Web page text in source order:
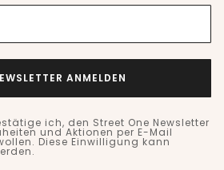
ANMELDEN
ich, den Street One Newsletter
und Aktionen per E-Mail
Diese Einwilligung kann